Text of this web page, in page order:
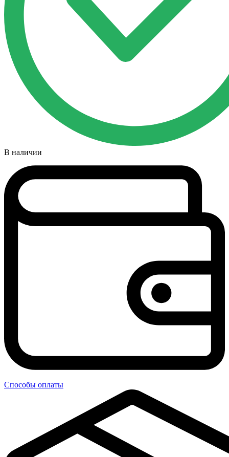
В наличии
Способы оплаты